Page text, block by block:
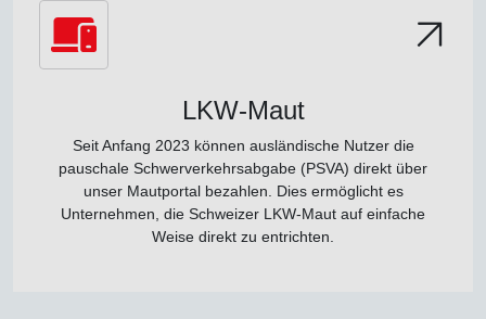
LKW-Maut
Seit Anfang 2023 können ausländische Nutzer die
pauschale Schwerverkehrsabgabe (PSVA) direkt über
unser Mautportal bezahlen. Dies ermöglicht es
Unternehmen, die Schweizer LKW-Maut auf einfache
Weise direkt zu entrichten.